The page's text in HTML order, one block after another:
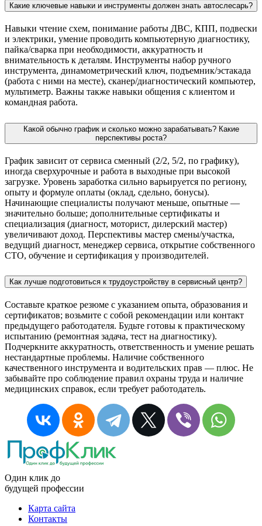
Какие ключевые навыки и инструменты должен знать автослесарь?
Навыки чтение схем, понимание работы ДВС, КПП, подвески
и электрики, умение проводить компьютерную диагностику,
пайка/сварка при необходимости, аккуратность и
внимательность к деталям. Инструменты набор ручного
инструмента, динамометрический ключ, подъемник/эстакада
(работа с ними на месте), сканер/диагностический компьютер,
мультиметр. Важны также навыки общения с клиентом и
командная работа.
Какой обычно график и сколько можно зарабатывать? Какие
перспективы роста?
График зависит от сервиса сменный (2/2, 5/2, по графику),
иногда сверхурочные и работа в выходные при высокой
загрузке. Уровень заработка сильно варьируется по региону,
опыту и формуле оплаты (оклад, сдельно, бонусы).
Начинающие специалисты получают меньше, опытные —
значительно больше; дополнительные сертификаты и
специализация (диагност, моторист, дилерский мастер)
увеличивают доход. Перспективы мастер смены/участка,
ведущий диагност, менеджер сервиса, открытие собственного
СТО, обучение и сертификация у производителей.
Как лучше подготовиться к трудоустройству в сервисный центр?
Составьте краткое резюме с указанием опыта, образования и
сертификатов; возьмите с собой рекомендации или контакт
предыдущего работодателя. Будьте готовы к практическому
испытанию (ремонтная задача, тест на диагностику).
Подчеркните аккуратность, ответственность и умение решать
нестандартные проблемы. Наличие собственного
качественного инструмента и водительских прав — плюс. Не
забывайте про соблюдение правил охраны труда и наличие
медицинских справок, если требует работодатель.
Один клик до
будущей профессии
Карта сайта
Контакты